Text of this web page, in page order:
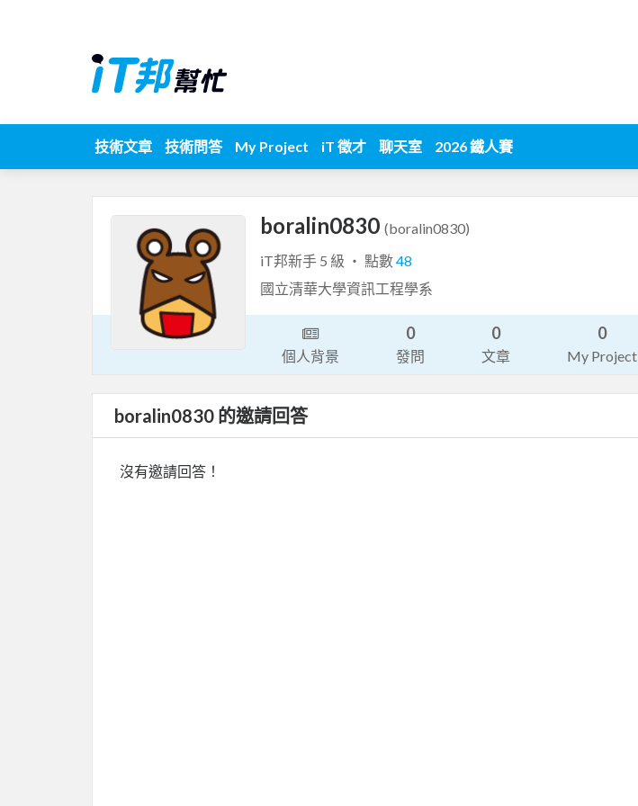
技術文章 技術問答 My Project iT 徵才 聊天室 2026 鐵人賽
boralin0830 (boralin0830)
iT邦新手 5 級 ‧ 點數48
國立清華大學資訊工程學系
個人背景
0
發問
0
文章
0
My Project
boralin0830 的邀請回答
沒有邀請回答！